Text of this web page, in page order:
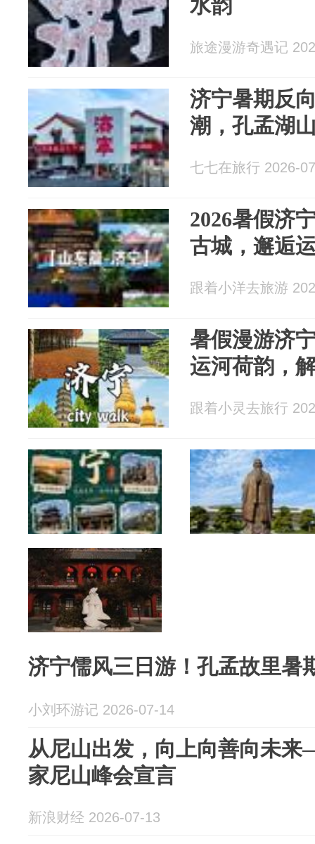
水韵
旅途漫游奇遇记
济宁暑期反
潮，孔孟湖
七七在旅行 2026-
2026暑假济
古城，邂逅
跟着小洋去旅游
暑假漫游济
运河荷韵，
跟着小灵去旅行
济宁儒风三日游！孔孟故里暑
小刘环游记 2026-07-14
从尼山出发，向上向善向未
家尼山峰会宣言
新浪财经 2026-07-13